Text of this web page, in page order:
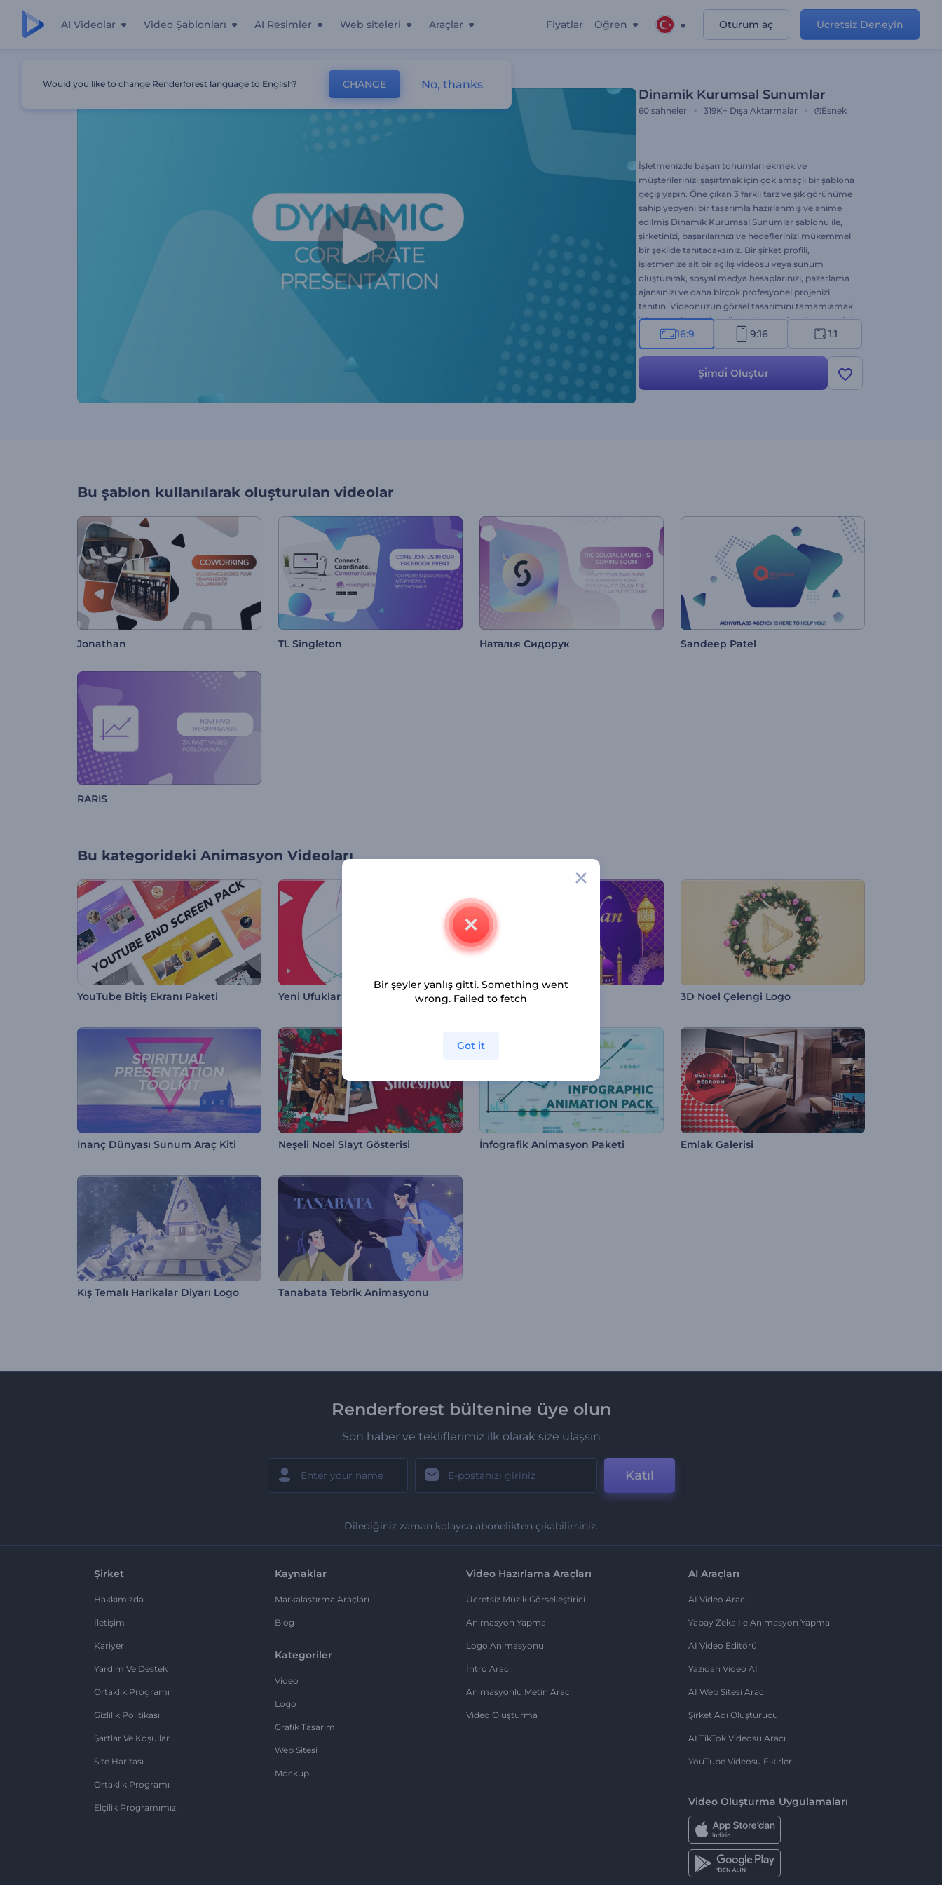
AI Videolar Video Şablonları AI Resimler Web siteleri Araçlar Fiyatlar Öğren Oturum aç Ücretsiz Deneyin
Dinamik Kurumsal Sunumlar
60 sahneler 319K+ Dışa Aktarmalar Esnek
İşletmenizde başarı tohumları ekmek ve
müşterilerinizi şaşırtmak için çok amaçlı bir şablona
geçiş yapın. Öne çıkan 3 farklı tarz ve şık görünüme
sahip yepyeni bir tasarımla hazırlanmış ve anime
edilmiş Dinamik Kurumsal Sunumlar şablonu ile,
şirketinizi, başarılarınızı ve hedeflerinizi mükemmel
bir şekilde tanıtacaksınız. Bir şirket profili,
işletmenize ait bir açılış videosu veya sunum
oluşturarak, sosyal medya hesaplarınızı, pazarlama
ajansınızı ve daha birçok profesyonel projenizi
tanıtın. Videonuzun görsel tasarımını tamamlamak
için dosyalarınızı bize iletin. Hemen bugün deneyin!
16:9 9:16 1:1
Şi̇mdi̇ Oluştur
Bu şablon kullanılarak oluşturulan videolar
Jonathan TL Singleton Наталья Сидорук Sandeep Patel
RARIS
Bu kategorideki Animasyon Videoları
YouTube Bitiş Ekranı Paketi Yeni Ufuklar Tanıtım Canlı Ramazan İntrosu 3D Noel Çelengi Logo
İnanç Dünyası Sunum Araç Kiti Neşeli Noel Slayt Gösterisi İnfografik Animasyon Paketi Emlak Galerisi
Kış Temalı Harikalar Diyarı Logo Tanabata Tebrik Animasyonu
Renderforest bültenine üye olun
Son haber ve tekliflerimiz ilk olarak size ulaşsın
Katıl
Dilediğiniz zaman kolayca abonelikten çıkabilirsiniz.
Şirket
Hakkımızda
İletişim
Kariyer
Yardım Ve Destek
Ortaklık Programı
Gizlilik Politikası
Şartlar Ve Koşullar
Site Haritası
Ortaklık Programı
Elçilik Programımızı
Kaynaklar
Markalaştırma Araçları
Blog
Kategoriler
Video
Logo
Grafik Tasarım
Web Sitesi
Mockup
Video Hazırlama Araçları
Ücretsiz Müzik Görselleştirici
Animasyon Yapma
Logo Animasyonu
İntro Aracı
Animasyonlu Metin Aracı
Video Oluşturma
AI Araçları
AI Video Aracı
Yapay Zeka Ile Animasyon Yapma
AI Video Editörü
Yazıdan Video AI
AI Web Sitesi Aracı
Şirket Adı Oluşturucu
AI TikTok Videosu Aracı
YouTube Videosu Fikirleri
Video Oluşturma Uygulamaları
Would you like to change Renderforest language to English? CHANGE No, thanks
Bir şeyler yanlış gitti. Something went
wrong. Failed to fetch
Got it